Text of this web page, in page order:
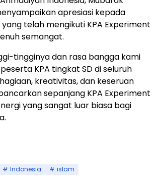
apresiasi kepada
telah mengikuti KPA Experiment
semangat.
tingginya dan rasa bangga kami
KPA tingkat SD di seluruh
kreativitas, dan keseruan
sepanjang KPA Experiment
yang sangat luar biasa bagi
Indonesia islam